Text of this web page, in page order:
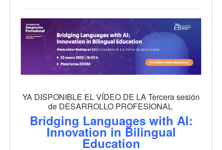
YA DISPONIBLE EL VÍDEO DE LA Tercera sesión
de DESARROLLO PROFESIONAL
Bridging Languages with AI:
Innovation in Bilingual
Education